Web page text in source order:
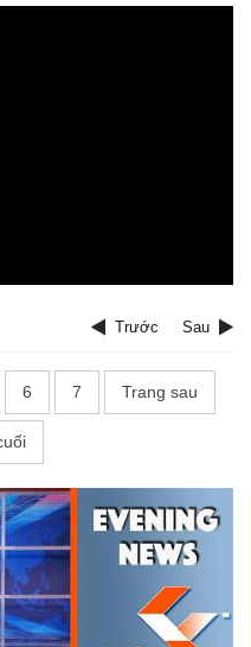
Trước Sau
6 7 Trang sau